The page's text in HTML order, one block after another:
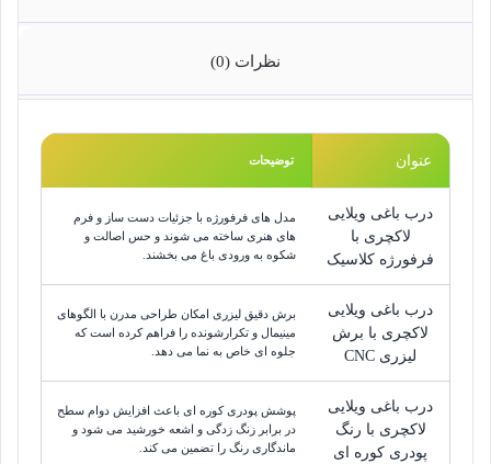
نظرات (0)
عنوان توضیحات
درب باغی ویلایی
لاکچری با
فرفورژه کلاسیک
مدل های فرفورژه با جزئیات دست ساز و فرم
های هنری ساخته می شوند و حس اصالت و
شکوه به ورودی باغ می بخشند.
درب باغی ویلایی
لاکچری با برش
لیزری CNC
برش دقیق لیزری امکان طراحی مدرن با الگوهای
مینیمال و تکرارشونده را فراهم کرده است که
جلوه ای خاص به نما می دهد.
درب باغی ویلایی
لاکچری با رنگ
پودری کوره ای
پوشش پودری کوره ای باعث افزایش دوام سطح
در برابر زنگ زدگی و اشعه خورشید می شود و
ماندگاری رنگ را تضمین می کند.